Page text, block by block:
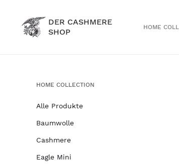
DER CASHMERE
SHOP
HOME
HOME COLLECTION
Alle Produkte
Baumwolle
Cashmere
Eagle Mini